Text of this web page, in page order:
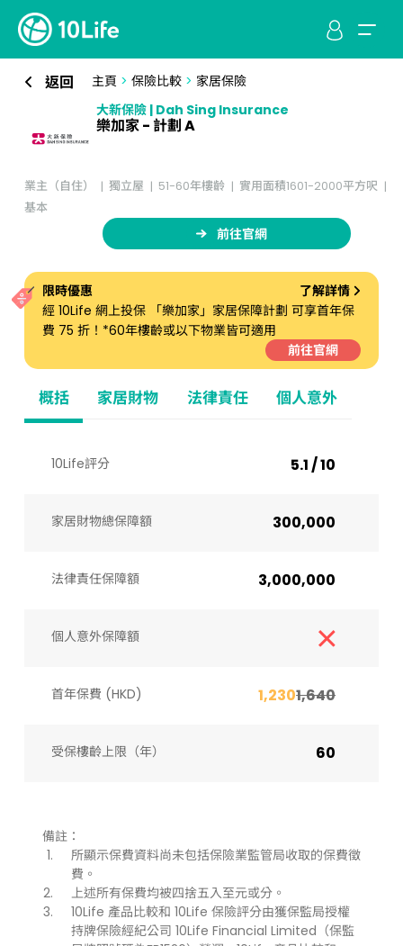
返回 主頁 > 保險比較> 家居保險
大新保險 | Dah Sing Insurance
樂加家 - 計劃 A
業主（自住） 獨立屋 51-60年樓齡
實用面積1601-2000平方呎
基本
前往官網
概括 家居財物 法律責任 個人意外
限時優惠
了解詳情
經 10Life 網上投保 「樂加家」家居保障計劃 可享首年保
費 75 折！*60年樓齡或以下物業皆可適用
前往官網
10Life評分 5.1 / 10
家居財物總保障額 300,000
法律責任保障額 3,000,000
個人意外保障額
首年保費 (HKD) 1,2301,640
受保樓齡上限（年）​ 60
備註：
所顯示保費資料尚未包括保險業監管局收取的保費徵
費。
上述所有保費均被四捨五入至元或分。
10Life 產品比較和 10Life 保險評分由獲保監局授權
持牌保險經紀公司 10Life Financial Limited（保監